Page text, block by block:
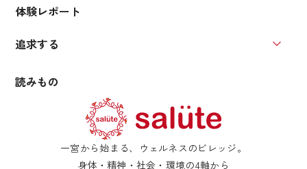
一宮から始まる、ウェルネスのビレッジ。
身体・精神・社会・環境の4軸から
体験レポート
追求する
読みもの